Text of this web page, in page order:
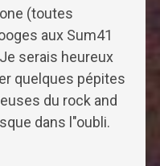
(toutes
aux Sum41
serais heureux
quelques pépites
du rock and
dans l"oubli.